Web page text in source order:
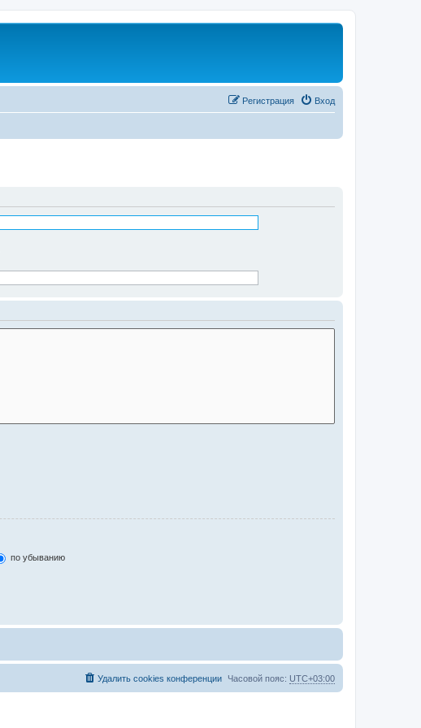
Вход
Регистрация
по убыванию
Часовой пояс: UTC+03:00
Удалить cookies конференции